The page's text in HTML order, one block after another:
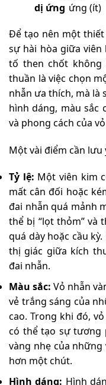
dị ứng ứng (ít)
Để tạo nên một thiết
sự hài hòa giữa viên
tố then chốt không
thuần là việc chọn
nhẫn ưa thích, mà là
hình dáng, màu sắc
và phong cách của
Một vài điểm cần lưu
Tỷ lệ: Một viên kim
mất cân đối hoặc
đai nhẫn quá mảnh
thể bị “lọt thỏm” và
quá dày hoặc cầu
thị giác giữa kích
đai nhẫn.
Màu sắc: Vỏ nhẫn
vẻ trắng sáng của
cao. Trong khi đó,
có thể tạo sự tương
vàng nhẹ của
hơn một chút.
Hình dáng: Hình